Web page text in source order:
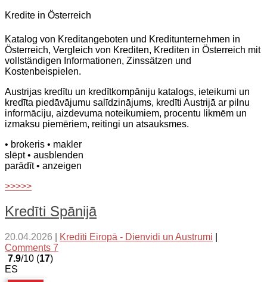
Kredite in Österreich
Katalog von Kreditangeboten und Kreditunternehmen in
Österreich, Vergleich von Krediten, Krediten in Österreich mit
vollständigen Informationen, Zinssätzen und
Kostenbeispielen.
Austrijas kredītu un kredītkompāniju katalogs, ieteikumi un
kredīta piedāvājumu salīdzinājums, kredīti Austrijā ar pilnu
informāciju, aizdevuma noteikumiem, procentu likmēm un
izmaksu piemēriem, reitingi un atsauksmes.
• brokeris • makler
slēpt• ausblenden
parādīt• anzeigen
>>>>>
Kredīti Spānijā
20.04.2026 Kredīti Eiropā - Dienvidi un Austrumi
Comments 7
7.9/10 (17)
ES